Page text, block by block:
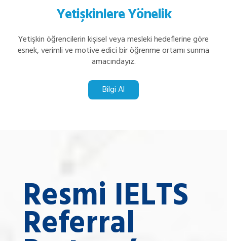
Yetişkinlere Yönelik
Yetişkin öğrencilerin kişisel veya mesleki hedeflerine göre
esnek, verimli ve motive edici bir öğrenme ortamı sunma
amacındayız.
Bilgi Al
Resmi IELTS
Referral